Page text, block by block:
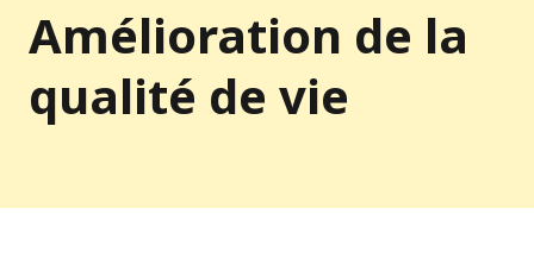
Amélioration de la
qualité de vie